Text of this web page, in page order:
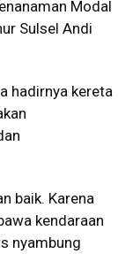
Modal
Sulsel Andi
hadirnya kereta
baik. Karena
kendaraan
nyambung